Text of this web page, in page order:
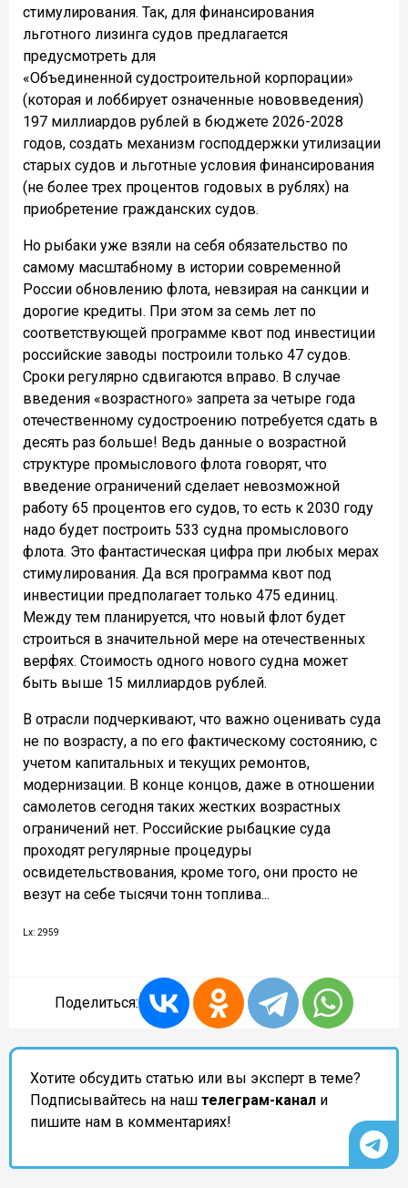
стимулирования. Так, для финансирования
льготного лизинга судов предлагается
предусмотреть для
«Объединенной судостроительной корпорации»
(которая и лоббирует означенные нововведения)
197 миллиардов рублей в бюджете 2026-2028
годов, создать механизм господдержки утилизации
старых судов и льготные условия финансирования
(не более трех процентов годовых в рублях) на
приобретение гражданских судов.
Но рыбаки уже взяли на себя обязательство по
самому масштабному в истории современной
России обновлению флота, невзирая на санкции и
дорогие кредиты. При этом за семь лет по
соответствующей программе квот под инвестиции
российские заводы построили только 47 судов.
Сроки регулярно сдвигаются вправо. В случае
введения «возрастного» запрета за четыре года
отечественному судостроению потребуется сдать в
десять раз больше! Ведь данные о возрастной
структуре промыслового флота говорят, что
введение ограничений сделает невозможной
работу 65 процентов его судов, то есть к 2030 году
надо будет построить 533 судна промыслового
флота. Это фантастическая цифра при любых мерах
стимулирования. Да вся программа квот под
инвестиции предполагает только 475 единиц.
Между тем планируется, что новый флот будет
строиться в значительной мере на отечественных
верфях. Стоимость одного нового судна может
быть выше 15 миллиардов рублей.
В отрасли подчеркивают, что важно оценивать суда
не по возрасту, а по его фактическому состоянию, с
учетом капитальных и текущих ремонтов,
модернизации. В конце концов, даже в отношении
самолетов сегодня таких жестких возрастных
ограничений нет. Российские рыбацкие суда
проходят регулярные процедуры
освидетельствования, кроме того, они просто не
везут на себе тысячи тонн топлива...
Lx: 2959
Поделиться:
Хотите обсудить статью или вы эксперт в теме?
Подписывайтесь на наш телеграм-канал и
пишите нам в комментариях!